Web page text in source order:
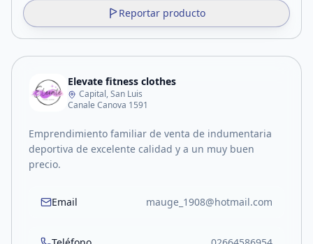
Reportar producto
Elevate fitness clothes
Capital, San Luis
Canale Canova 1591
Emprendimiento familiar de venta de indumentaria
deportiva de excelente calidad y a un muy buen
precio.
Email mauge_1908@hotmail.com